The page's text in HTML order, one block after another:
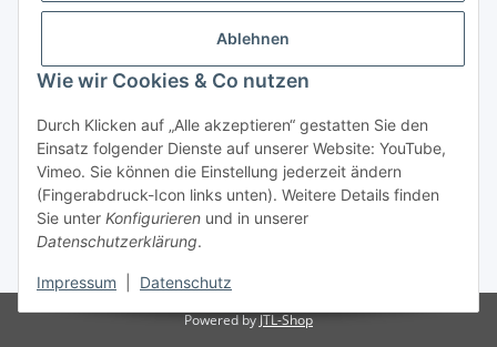
Ablehnen
Wie wir Cookies & Co nutzen
Durch Klicken auf „Alle akzeptieren“ gestatten Sie den
Einsatz folgender Dienste auf unserer Website: YouTube,
Vimeo. Sie können die Einstellung jederzeit ändern
(Fingerabdruck-Icon links unten). Weitere Details finden
Sie unter Konfigurieren und in unserer
Datenschutzerklärung.
Impressum Datenschutz
Informationen
Gesetzliche Informationen
Vertrag widerrufen
Powered byJTL-Shop